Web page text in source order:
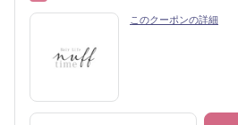
このクーポンの詳細